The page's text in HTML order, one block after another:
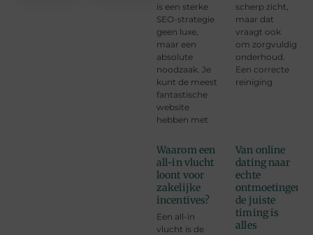
is een sterke
SEO-strategie
geen luxe,
maar een
absolute
noodzaak. Je
kunt de meest
fantastische
website
hebben met
scherp zicht,
maar dat
vraagt ook
om zorgvuldig
onderhoud.
Een correcte
reiniging
Waarom een
all-in vlucht
loont voor
zakelijke
incentives?
Een all-in
vlucht is de
Van online
dating naar
echte
ontmoetingen:
de juiste
timing is
alles